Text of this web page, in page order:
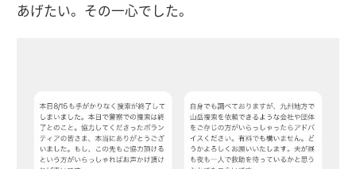
あげたい。その一心でした。